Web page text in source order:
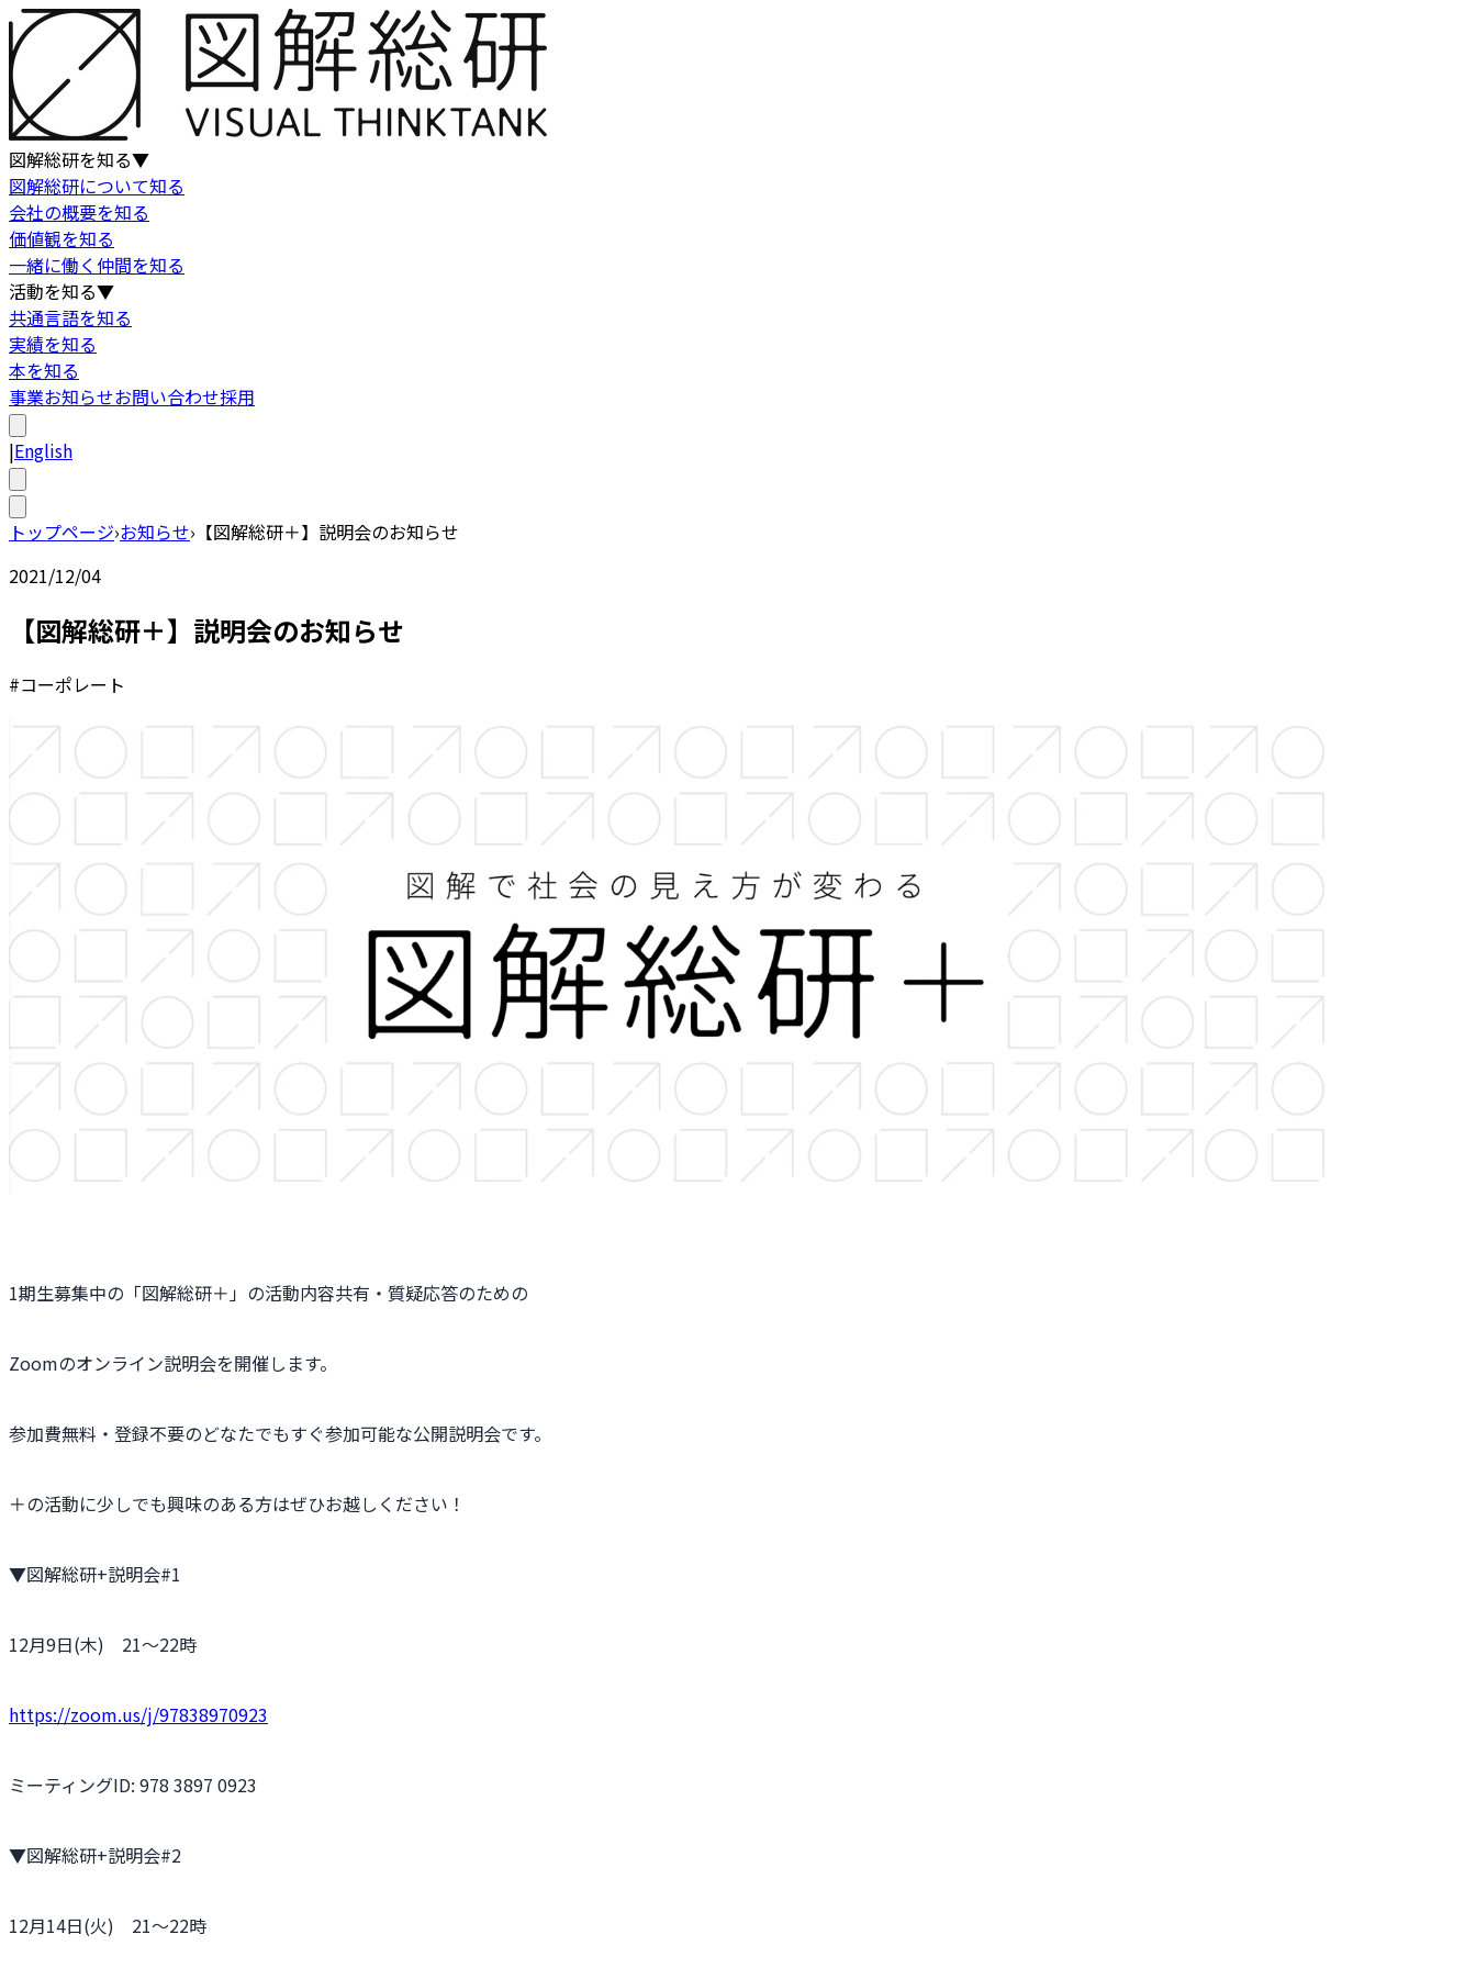
図解総研を知る▼
図解総研について知る
会社の概要を知る
価値観を知る
一緒に働く仲間を知る
活動を知る▼
共通言語を知る
実績を知る
本を知る
事業お知らせお問い合わせ採用
|English
トップページ›お知らせ› 【図解総研＋】説明会のお知らせ
2021/12/04
【図解総研＋】説明会のお知らせ
#コーポレート
1期生募集中の「図解総研＋」の活動内容共有・質疑応答のための
Zoomのオンライン説明会を開催します。
参加費無料・登録不要のどなたでもすぐ参加可能な公開説明会です。
＋の活動に少しでも興味のある方はぜひお越しください！
▼図解総研+説明会#1
12月9日(木) 21〜22時
https://zoom.us/j/97838970923
ミーティングID: 978 3897 0923
▼図解総研+説明会#2
12月14日(火) 21〜22時